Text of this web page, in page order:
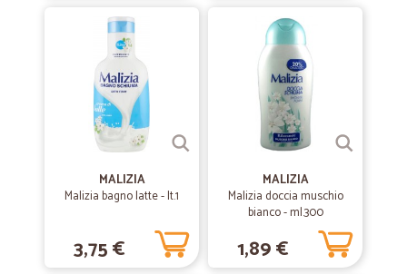
MALIZIA
Malizia bagno latte - lt.1
3,75 €
MALIZIA
Malizia doccia muschio
bianco - ml.300
1,89 €